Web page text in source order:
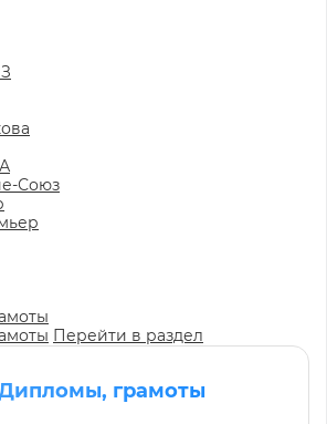
Союз
Перейти в раздел
грамоты